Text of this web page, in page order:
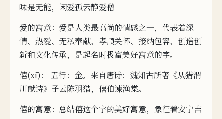
味是无能， 闲爱孤云静爱僧
爱的寓意：爱是人类最高尚的情感之一，代表着深
情、热爱、无私奉献、孝顺关怀、接纳包容、创造创
新和文化传承，是起名时极富美好寓意的字。
僖(xī)： 五行：金。 来自唐诗：魏知古所著《从猎渭
川献诗》子云陈羽猎， 僖伯谏渔棠。
僖的寓意： 总结僖这个字的美好寓意，象征着安宁吉